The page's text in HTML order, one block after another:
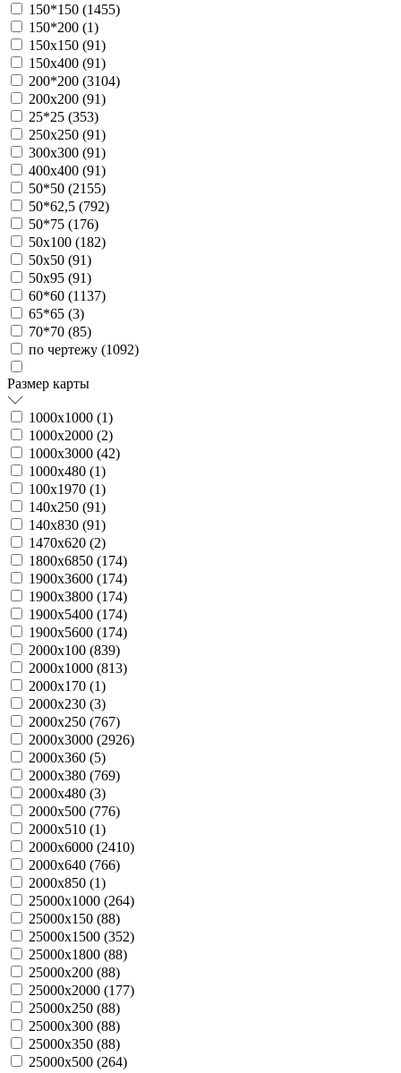
150*150 (1455)
150*200 (1)
150х150 (91)
150х400 (91)
200*200 (3104)
200х200 (91)
25*25 (353)
250х250 (91)
300х300 (91)
400х400 (91)
50*50 (2155)
50*62,5 (792)
50*75 (176)
50х100 (182)
50х50 (91)
50х95 (91)
60*60 (1137)
65*65 (3)
70*70 (85)
по чертежу (1092)
Размер карты
1000х1000 (1)
1000х2000 (2)
1000х3000 (42)
1000х480 (1)
100х1970 (1)
140х250 (91)
140х830 (91)
1470х620 (2)
1800х6850 (174)
1900х3600 (174)
1900х3800 (174)
1900х5400 (174)
1900х5600 (174)
2000х100 (839)
2000х1000 (813)
2000х170 (1)
2000х230 (3)
2000х250 (767)
2000х3000 (2926)
2000х360 (5)
2000х380 (769)
2000х480 (3)
2000х500 (776)
2000х510 (1)
2000х6000 (2410)
2000х640 (766)
2000х850 (1)
25000х1000 (264)
25000х150 (88)
25000х1500 (352)
25000х1800 (88)
25000х200 (88)
25000х2000 (177)
25000х250 (88)
25000х300 (88)
25000х350 (88)
25000х500 (264)